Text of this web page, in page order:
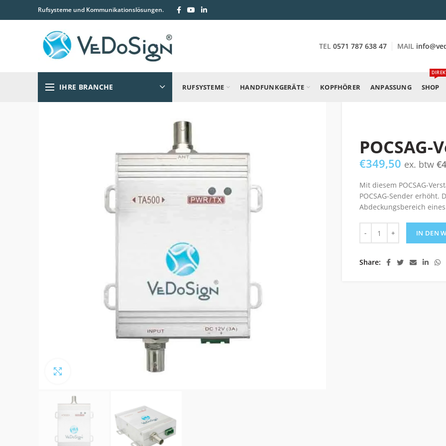
Rufsysteme und Kommunikationslösungen.
TEL 0571 787 638 47 MAIL
IHRE BRANCHE RUFSYSTEME HANDFUNKGERÄTE KOPFHÖRER ANPASSUNG SHOP
€349,50 ex. btw €
Mit diesem POCSAG-
POCSAG-Sender
Abdeckungsbereich
IN DEN
Share